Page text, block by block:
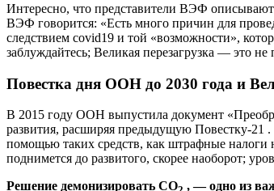
Интересно, что представители ВЭФ описывают
ВЭФ говорится: «Есть много причин для
следствием covid19 и той «возможности»,
заблуждайтесь; Великая перезагрузка — это
Повестка дня ООН до 2030 года и
В 2015 году ООН выпустила документ
развития, расширяя предыдущую Повестку-21 .
помощью таких средств, как штрафные налоги
поднимется до развитого, скорее наоборот;
Решение демонизировать CO
, — одно из